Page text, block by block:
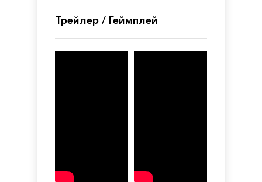
Трейлер / Геймплей